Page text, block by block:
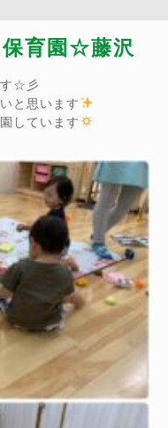
育園☆藤沢
す☆彡
と思います
しています